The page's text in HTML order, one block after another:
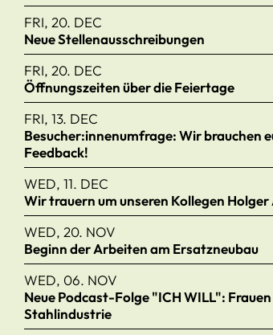
FRI, 20. DEC
Neue Stellenausschreibungen
FRI, 20. DEC
Öffnungszeiten über die Feiertage
FRI, 13. DEC
Besucher:innenumfrage: Wir brauchen
Feedback!
WED, 11. DEC
Wir trauern um unseren Kollegen
WED, 20. NOV
Beginn der Arbeiten am Ersatzneubau
WED, 06. NOV
Neue Podcast-Folge "ICH WILL":
Stahlindustrie